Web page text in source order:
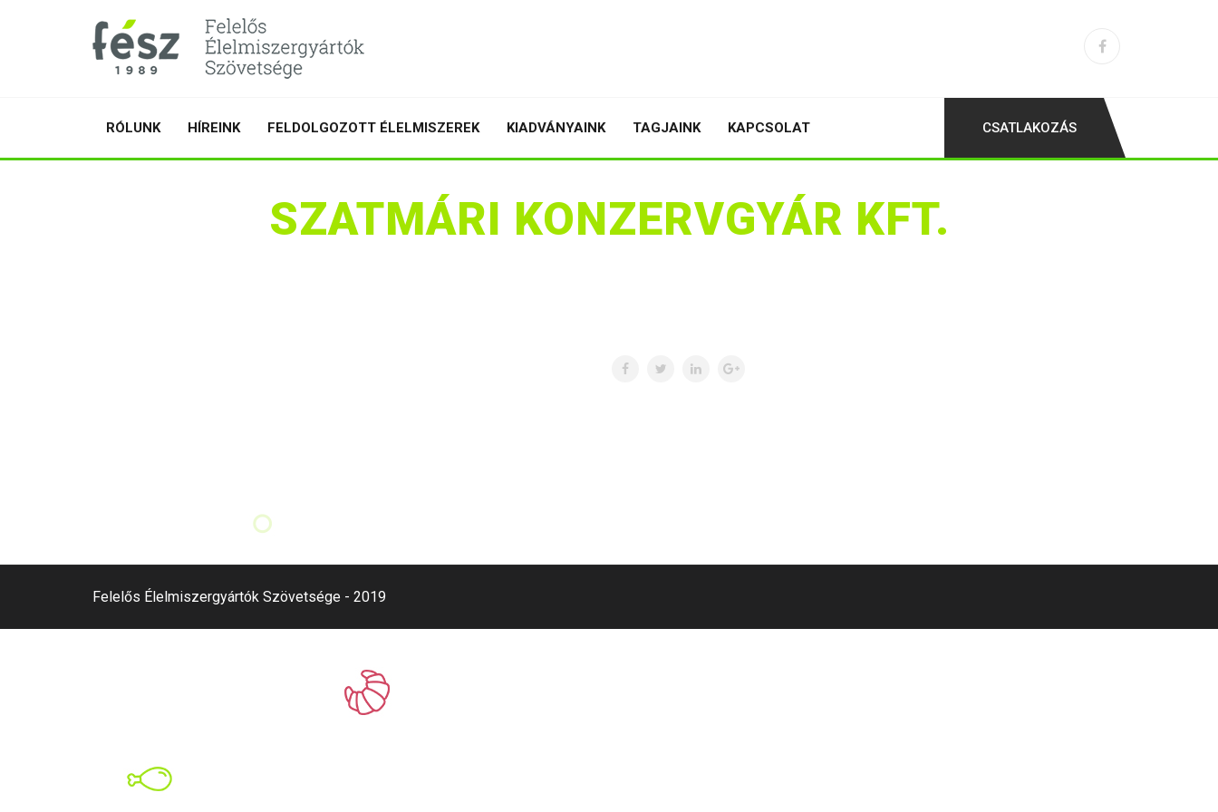
RÓLUNK HÍREINK FELDOLGOZOTT ÉLELMISZEREK KIADVÁNYAINK TAGJAINK KAPCSOLAT CSATLAKOZÁS
SZATMÁRI KONZERVGYÁR KFT.
Felelős Élelmiszergyártók Szövetsége - 2019